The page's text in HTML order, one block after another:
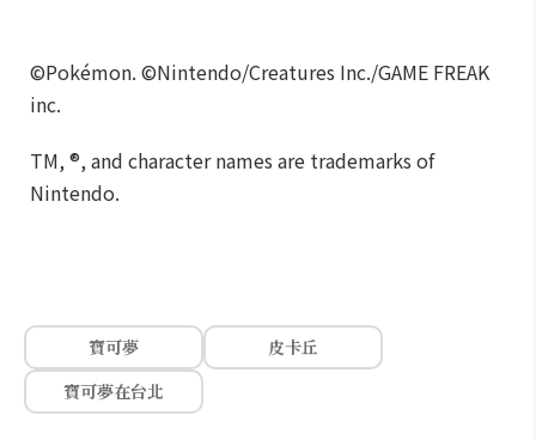
©Pokémon. ©Nintendo/Creatures Inc./GAME FREAK
inc.
TM, ®, and character names are trademarks of
Nintendo.
寶可夢
皮卡丘
寶可夢在台北